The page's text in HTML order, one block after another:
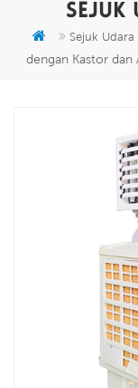
SEJUK
Sejuk
dengan Kastor dan